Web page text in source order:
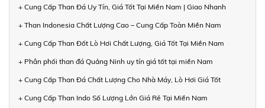
+ Cung Cấp Than Đá Uy Tín, Giá Tốt Tại Miền Nam | Giao Nhanh
+ Than Indonesia Chất Lượng Cao – Cung Cấp Toàn Miền Nam
+ Cung Cấp Than Đốt Lò Hơi Chất Lượng, Giá Tốt Tại Miền Nam
+ Phân phối than đá Quảng Ninh uy tín giá tốt tại miền Nam
+ Cung Cấp Than Đá Chất Lượng Cho Nhà Máy, Lò Hơi Giá Tốt
+ Cung Cấp Than Indo Số Lượng Lớn Giá Rẻ Tại Miền Nam